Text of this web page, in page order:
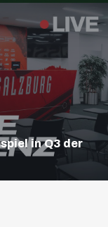
in Q3 der